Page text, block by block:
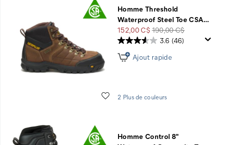
Homme Threshold
Waterproof Steel Toe CSA…
Prix
soldé
152,00 C$Prix
de
190,00 C$
Liste de souhaits
3.6 (46)
Ajout rapide
2 Plus de couleurs
Homme Control 8"